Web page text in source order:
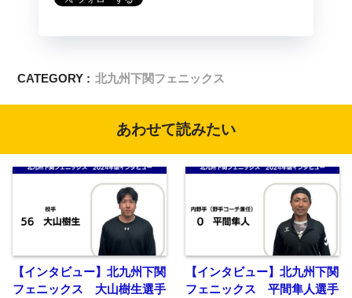
CATEGORY : 北九州下関フェニックス
あわせて読みたい
【インタビュー】北九州下関
フェニックス 大山樹生選手
【インタビュー】北九州下関
フェニックス 平間隼人選手